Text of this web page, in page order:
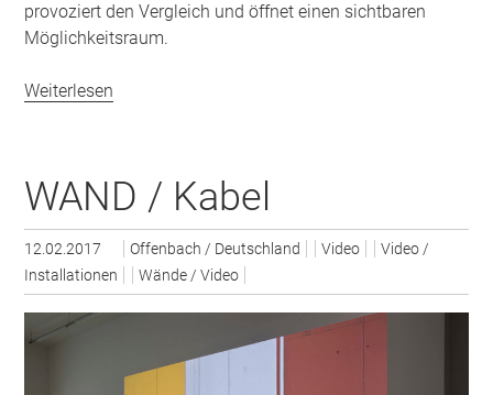
provoziert den Vergleich und öffnet einen sichtbaren
Möglichkeitsraum.
Weiterlesen
WAND / Kabel
12.02.2017 Offenbach / Deutschland Video
Video /
Installationen
Wände / Video